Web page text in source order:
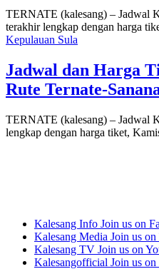
TERNATE (kalesang) – Jadwal
terakhir lengkap dengan harga
Kepulauan Sula
Jadwal dan Harga
Rute Ternate-
TERNATE (kalesang) – Jadwal
lengkap dengan harga tiket,
Kalesang Info Join us on
Kalesang Media Join us
Kalesang TV Join us on
Kalesangofficial Join us on